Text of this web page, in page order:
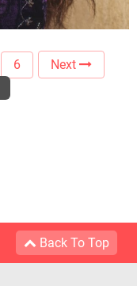
6
Next
Back To Top